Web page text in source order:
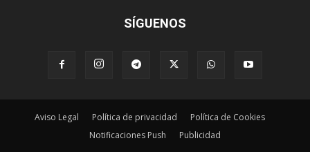
SÍGUENOS
Aviso Legal Política de privacidad
Política de Cookies
Notificaciones Push
Publicidad